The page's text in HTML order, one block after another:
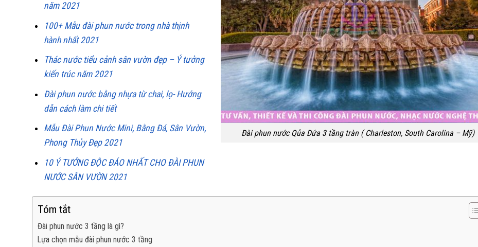
Đài phun nước Qủa Dứa 3 tầng tràn ( Charleston, South Carolina – Mỹ)
năm 2021
100+ Mẫu đài phun nước trong nhà thịnh
hành nhất 2021
Thác nước tiểu cảnh sân vườn đẹp – Ý tưởng
kiến trúc năm 2021
Đài phun nước bằng nhựa từ chai, lọ- Hướng
dẫn cách làm chi tiết
Mẫu Đài Phun Nước Mini, Bằng Đá, Sân Vườn,
Phong Thủy Đẹp 2021
10 Ý TƯỞNG ĐỘC ĐÁO NHẤT CHO ĐÀI PHUN
NƯỚC SÂN VƯỜN 2021
Tóm tắt
Đài phun nước 3 tầng là gì?
Lựa chọn mẫu đài phun nước 3 tầng